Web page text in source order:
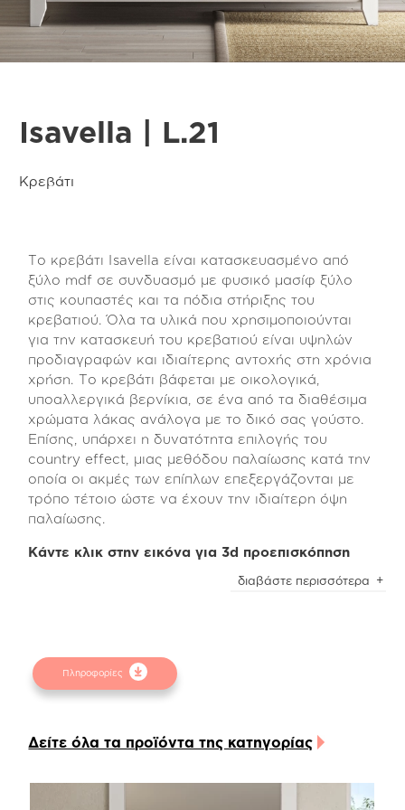
Isavella | L.21
Κρεβάτι
Το κρεβάτι Isavella είναι κατασκευασμένο από
ξύλο mdf σε συνδυασμό με φυσικό μασίφ ξύλο
στις κουπαστές και τα πόδια στήριξης του
κρεβατιού. Όλα τα υλικά που χρησιμοποιούνται
για την κατασκευή του κρεβατιού είναι υψηλών
προδιαγραφών και ιδιαίτερης αντοχής στη χρόνια
χρήση. Το κρεβάτι βάφεται με οικολογικά,
υποαλλεργικά βερνίκια, σε ένα από τα διαθέσιμα
χρώματα λάκας ανάλογα με το δικό σας γούστο.
Επίσης, υπάρχει η δυνατότητα επιλογής του
country effect, μιας μεθόδου παλαίωσης κατά την
οποία οι ακμές των επίπλων επεξεργάζονται με
τρόπο τέτοιο ώστε να έχουν την ιδιαίτερη όψη
παλαίωσης.
Κάντε κλικ στην εικόνα για 3d προεπισκόπηση
Η δυνατότητα προθήκης στο κεφαλάρι σταθερών
το οποίο μπορεί να στηριχτεί σε ξύλινες τάβλες/
κρεβατόξυλα ή σε ανατομικό τελάρο με πυκνά ή
Επίσης, το κρεβάτι Isavella, μπορεί να μετατραπεί
διαβάστε περισσότερα
Πληροφορίες
Δείτε όλα τα προϊόντα της κατηγορίας